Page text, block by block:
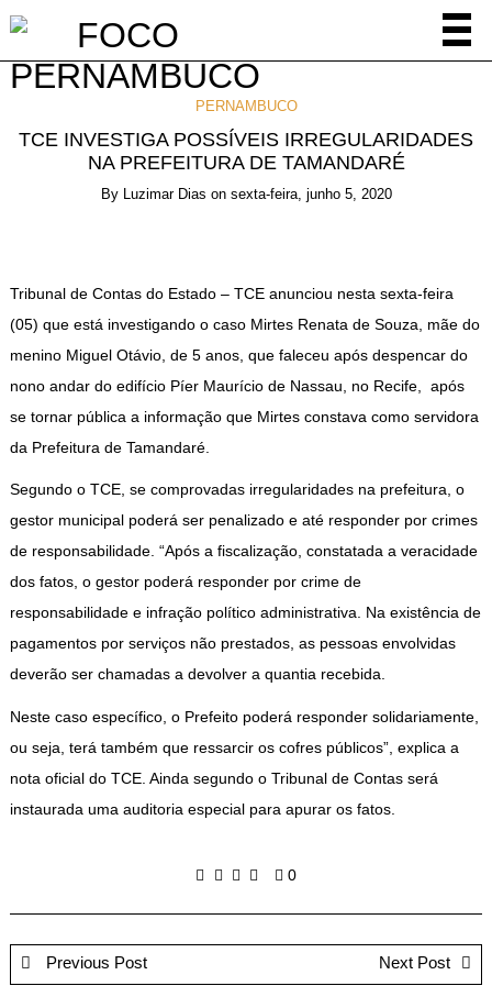
PERNAMBUCO
TCE INVESTIGA POSSÍVEIS IRREGULARIDADES
NA PREFEITURA DE TAMANDARÉ
By Luzimar Dias on sexta-feira, junho 5, 2020
Tribunal de Contas do Estado – TCE anunciou nesta sexta-feira
(05) que está investigando o caso Mirtes Renata de Souza, mãe do
menino Miguel Otávio, de 5 anos, que faleceu após despencar do
nono andar do edifício Píer Maurício de Nassau, no Recife, após
se tornar pública a informação que Mirtes constava como servidora
da Prefeitura de Tamandaré.
Segundo o TCE, se comprovadas irregularidades na prefeitura, o
gestor municipal poderá ser penalizado e até responder por crimes
de responsabilidade. “Após a fiscalização, constatada a veracidade
dos fatos, o gestor poderá responder por crime de
responsabilidade e infração político administrativa. Na existência de
pagamentos por serviços não prestados, as pessoas envolvidas
deverão ser chamadas a devolver a quantia recebida.
Neste caso específico, o Prefeito poderá responder solidariamente,
ou seja, terá também que ressarcir os cofres públicos”, explica a
nota oficial do TCE. Ainda segundo o Tribunal de Contas será
instaurada uma auditoria especial para apurar os fatos.
0
Previous Post Next Post